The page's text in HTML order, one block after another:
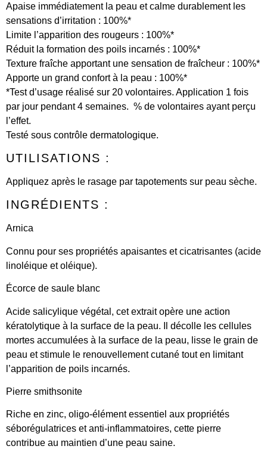
Apaise immédiatement la peau et calme durablement les
sensations d’irritation : 100%*
Limite l’apparition des rougeurs : 100%*
Réduit la formation des poils incarnés : 100%*
Texture fraîche apportant une sensation de fraîcheur : 100%*
Apporte un grand confort à la peau : 100%*
*Test d’usage réalisé sur 20 volontaires. Application 1 fois
par jour pendant 4 semaines. % de volontaires ayant perçu
l’effet.
Testé sous contrôle dermatologique.
UTILISATIONS :
Appliquez après le rasage par tapotements sur peau sèche.
INGRÉDIENTS :
Arnica
Connu pour ses propriétés apaisantes et cicatrisantes (acide
linoléique et oléique).
Écorce de saule blanc
Acide salicylique végétal, cet extrait opère une action
kératolytique à la surface de la peau. Il décolle les cellules
mortes accumulées à la surface de la peau, lisse le grain de
peau et stimule le renouvellement cutané tout en limitant
l’apparition de poils incarnés.
Pierre smithsonite
Riche en zinc, oligo-élément essentiel aux propriétés
séborégulatrices et anti-inflammatoires, cette pierre
contribue au maintien d’une peau saine.